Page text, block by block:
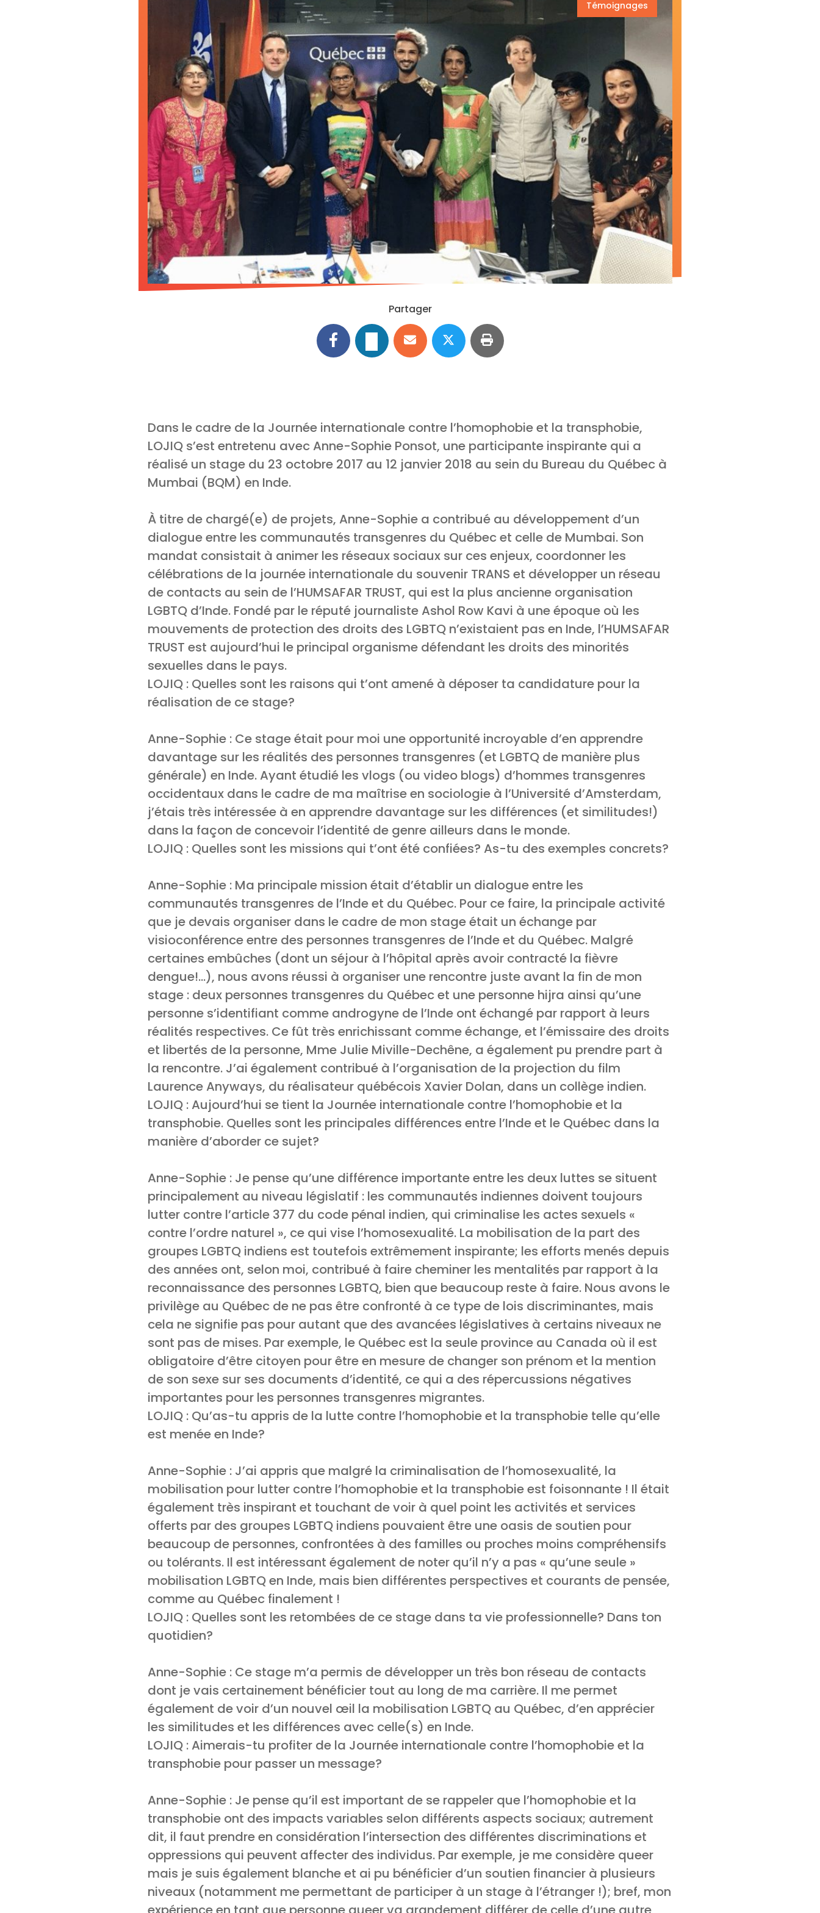
Témoignages
Partager
Dans le cadre de la Journée internationale contre l’homophobie et la transphobie,
LOJIQ s’est entretenu avec Anne-Sophie Ponsot, une participante inspirante qui a
réalisé un stage du 23 octobre 2017 au 12 janvier 2018 au sein du Bureau du Québec à
Mumbai (BQM) en Inde.
À titre de chargé(e) de projets, Anne-Sophie a contribué au développement d’un
dialogue entre les communautés transgenres du Québec et celle de Mumbai. Son
mandat consistait à animer les réseaux sociaux sur ces enjeux, coordonner les
célébrations de la journée internationale du souvenir TRANS et développer un réseau
de contacts au sein de l’HUMSAFAR TRUST, qui est la plus ancienne organisation
LGBTQ d’Inde. Fondé par le réputé journaliste Ashol Row Kavi à une époque où les
mouvements de protection des droits des LGBTQ n’existaient pas en Inde, l’HUMSAFAR
TRUST est aujourd’hui le principal organisme défendant les droits des minorités
sexuelles dans le pays.
LOJIQ : Quelles sont les raisons qui t’ont amené à déposer ta candidature pour la
réalisation de ce stage?
Anne-Sophie : Ce stage était pour moi une opportunité incroyable d’en apprendre
davantage sur les réalités des personnes transgenres (et LGBTQ de manière plus
générale) en Inde. Ayant étudié les vlogs (ou video blogs) d’hommes transgenres
occidentaux dans le cadre de ma maîtrise en sociologie à l’Université d’Amsterdam,
j’étais très intéressée à en apprendre davantage sur les différences (et similitudes!)
dans la façon de concevoir l’identité de genre ailleurs dans le monde.
LOJIQ : Quelles sont les missions qui t’ont été confiées? As-tu des exemples concrets?
Anne-Sophie : Ma principale mission était d’établir un dialogue entre les
communautés transgenres de l’Inde et du Québec. Pour ce faire, la principale activité
que je devais organiser dans le cadre de mon stage était un échange par
visioconférence entre des personnes transgenres de l’Inde et du Québec. Malgré
certaines embûches (dont un séjour à l’hôpital après avoir contracté la fièvre
dengue!…), nous avons réussi à organiser une rencontre juste avant la fin de mon
stage : deux personnes transgenres du Québec et une personne hijra ainsi qu’une
personne s’identifiant comme androgyne de l’Inde ont échangé par rapport à leurs
réalités respectives. Ce fût très enrichissant comme échange, et l’émissaire des droits
et libertés de la personne, Mme Julie Miville-Dechêne, a également pu prendre part à
la rencontre. J’ai également contribué à l’organisation de la projection du film
Laurence Anyways, du réalisateur québécois Xavier Dolan, dans un collège indien.
LOJIQ : Aujourd’hui se tient la Journée internationale contre l’homophobie et la
transphobie. Quelles sont les principales différences entre l’Inde et le Québec dans la
manière d’aborder ce sujet?
Anne-Sophie : Je pense qu’une différence importante entre les deux luttes se situent
principalement au niveau législatif : les communautés indiennes doivent toujours
lutter contre l’article 377 du code pénal indien, qui criminalise les actes sexuels «
contre l’ordre naturel », ce qui vise l’homosexualité. La mobilisation de la part des
groupes LGBTQ indiens est toutefois extrêmement inspirante; les efforts menés depuis
des années ont, selon moi, contribué à faire cheminer les mentalités par rapport à la
reconnaissance des personnes LGBTQ, bien que beaucoup reste à faire. Nous avons le
privilège au Québec de ne pas être confronté à ce type de lois discriminantes, mais
cela ne signifie pas pour autant que des avancées législatives à certains niveaux ne
sont pas de mises. Par exemple, le Québec est la seule province au Canada où il est
obligatoire d’être citoyen pour être en mesure de changer son prénom et la mention
de son sexe sur ses documents d’identité, ce qui a des répercussions négatives
importantes pour les personnes transgenres migrantes.
LOJIQ : Qu’as-tu appris de la lutte contre l’homophobie et la transphobie telle qu’elle
est menée en Inde?
Anne-Sophie : J’ai appris que malgré la criminalisation de l’homosexualité, la
mobilisation pour lutter contre l’homophobie et la transphobie est foisonnante ! Il était
également très inspirant et touchant de voir à quel point les activités et services
offerts par des groupes LGBTQ indiens pouvaient être une oasis de soutien pour
beaucoup de personnes, confrontées à des familles ou proches moins compréhensifs
ou tolérants. Il est intéressant également de noter qu’il n’y a pas « qu’une seule »
mobilisation LGBTQ en Inde, mais bien différentes perspectives et courants de pensée,
comme au Québec finalement !
LOJIQ : Quelles sont les retombées de ce stage dans ta vie professionnelle? Dans ton
quotidien?
Anne-Sophie : Ce stage m’a permis de développer un très bon réseau de contacts
dont je vais certainement bénéficier tout au long de ma carrière. Il me permet
également de voir d’un nouvel œil la mobilisation LGBTQ au Québec, d’en apprécier
les similitudes et les différences avec celle(s) en Inde.
LOJIQ : Aimerais-tu profiter de la Journée internationale contre l’homophobie et la
transphobie pour passer un message?
Anne-Sophie : Je pense qu’il est important de se rappeler que l’homophobie et la
transphobie ont des impacts variables selon différents aspects sociaux; autrement
dit, il faut prendre en considération l’intersection des différentes discriminations et
oppressions qui peuvent affecter des individus. Par exemple, je me considère queer
mais je suis également blanche et ai pu bénéficier d’un soutien financier à plusieurs
niveaux (notamment me permettant de participer à un stage à l’étranger !); bref, mon